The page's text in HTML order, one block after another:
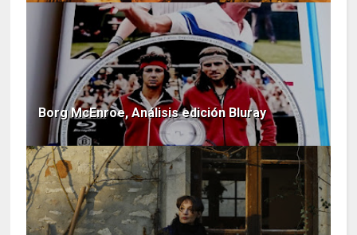
Borg McEnroe, Análisis edición Bluray